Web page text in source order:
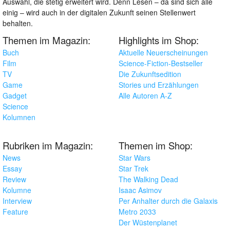
einig – wird auch in der digitalen Zukunft seinen Stellenwert
behalten.
Themen im Magazin:
Buch
Film
TV
Game
Gadget
Science
Kolumnen
Highlights im Shop:
Aktuelle Neuerscheinungen
Science-Fiction-Bestseller
Die Zukunftsedition
Stories und Erzählungen
Alle Autoren A-Z
Rubriken im Magazin:
News
Essay
Review
Kolumne
Interview
Feature
Themen im Shop:
Star Wars
Star Trek
The Walking Dead
Isaac Asimov
Per Anhalter durch die Galaxis
Metro 2033
Der Wüstenplanet